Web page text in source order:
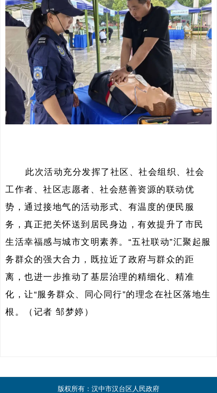
此次活动充分发挥了社区、社会组织、社会
工作者、社区志愿者、社会慈善资源的联动优
势，通过接地气的活动形式、有温度的便民服
务，真正把关怀送到居民身边，有效提升了市民
生活幸福感与城市文明素养。“五社联动”汇聚起服
务群众的强大合力，既拉近了政府与群众的距
离，也进一步推动了基层治理的精细化、精准
化，让“服务群众、同心同行”的理念在社区落地生
根。（记者 邹梦婷）
版权所有：汉中市汉台区人民政府